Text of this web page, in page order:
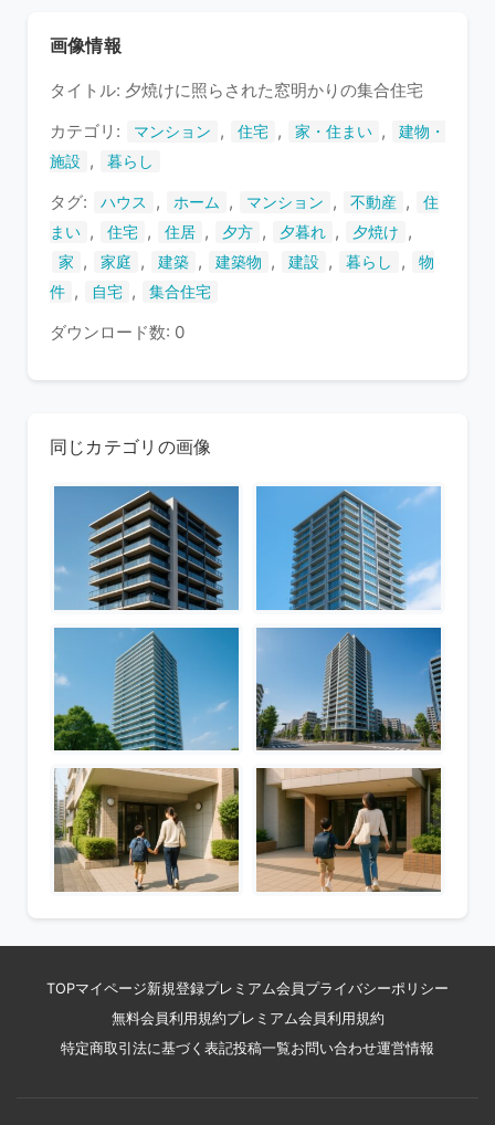
い
ま
画像情報
タイトル: 夕焼けに照らされた窓明かりの集合住宅
カテゴリ:
マンション , 住宅 , 家・住まい ,
建物・
施設
, 暮らし
タグ: ハウス , ホーム , マンション , 不動産 ,
住
まい , 住宅 , 住居 , 夕方 , 夕暮れ , 夕焼け ,
家 , 家庭 , 建築 , 建築物 , 建設 , 暮らし ,
物
件 , 自宅 , 集合住宅
ダウンロード数: 0
同じカテゴリの画像
TOPマイページ新規登録プレミアム会員 プライバシーポリシー
無料会員利用規約プレミアム会員利用規約
特定商取引法に基づく表記投稿一覧お問い合わせ運営情報